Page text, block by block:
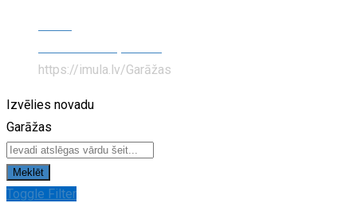
https://imula.lv/Garāžas
Izvēlies novadu
Garāžas
Meklēt
Toggle Filter